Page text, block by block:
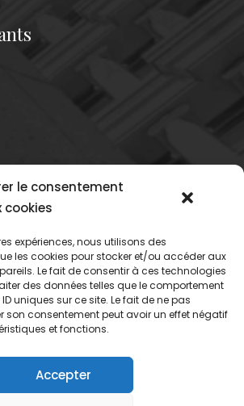
le consentement
cookies
expériences, nous utilisons des
les cookies pour stocker et/ou accéder aux
Le fait de consentir à ces technologies
des données telles que le comportement
uniques sur ce site. Le fait de ne pas
son consentement peut avoir un effet négatif
et fonctions.
Accepter
a l’oubli numérique